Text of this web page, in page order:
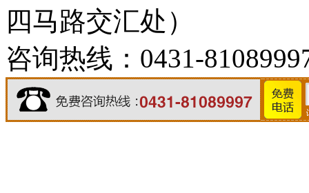
四马路交汇处）
咨询热线：0431-